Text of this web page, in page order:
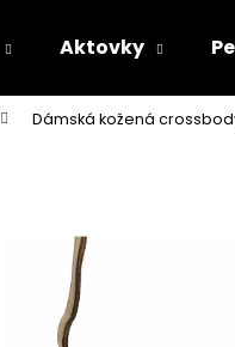
Aktovky
Dámská kožená
Co potřebujete
Doporučujeme